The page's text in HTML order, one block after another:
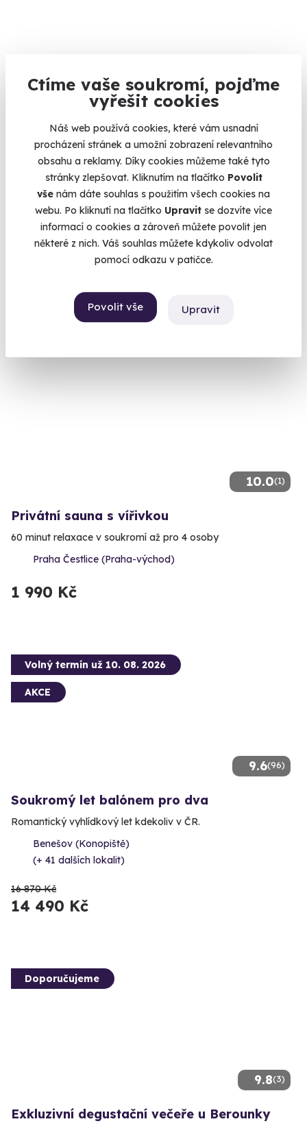
Ctíme vaše soukromí, pojďme
vyřešit cookies
Náš web používá cookies, které vám usnadní
procházení stránek a umožní zobrazení relevantního
obsahu a reklamy. Díky cookies můžeme také tyto
stránky zlepšovat. Kliknutím na tlačítko Povolit
vše nám dáte souhlas s použitím všech cookies na
webu. Po kliknutí na tlačítko Upravit se dozvíte více
informací o cookies a zároveň můžete povolit jen
některé z nich. Váš souhlas můžete kdykoliv odvolat
pomocí odkazu v patičce.
Povolit vše Upravit
9.6(1897)
AKCE
Let balónem
Dechberoucí výhled a nezapomenutelný zážitek
Benešov (Konopiště)
(+ 40 dalších lokalit)
2 590 Kč
10.0(1)
Privátní sauna s vířivkou
60 minut relaxace v soukromí až pro 4 osoby
Praha Čestlice (Praha-východ)
1 990 Kč
9.6(96)
Volný termín už 10. 08. 2026
AKCE
Soukromý let balónem pro dva
Romantický vyhlídkový let kdekoliv v ČR.
Benešov (Konopiště)
(+ 41 dalších lokalit)
16 870 Kč
14 490 Kč
9.8(3)
Doporučujeme
Exkluzivní degustační večeře u Berounky